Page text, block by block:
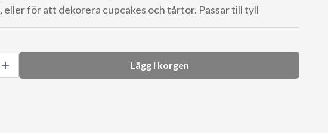
eller för att dekorera cupcakes och tårtor. Passar till tyll
Lägg i korgen